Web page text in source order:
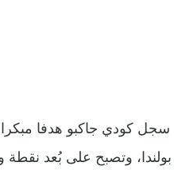
سجل كودي جاكبو هدفا
وتصبح على بُعد